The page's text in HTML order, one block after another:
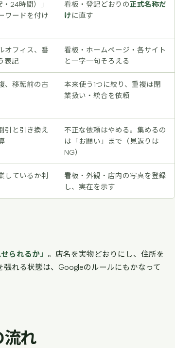
24時間）」
ワードを付け
看板・登記どおりの正式名称だ
けに直す
オフィス、番
表記
看板・ホームページ・各サイト
と一字一句そろえる
、移転前の古
本来使う1つに絞り、重複は閉
業扱い・統合を依頼
引と引き換え
不正な依頼はやめる。集めるの
は「お願い」まで（見返りは
NG）
しているか判
看板・外観・店内の写真を登録
し、実在を示す
られるか」 。店名を実物どおりにし、住所を
れる状態は、Googleのルールにもかなって
流れ